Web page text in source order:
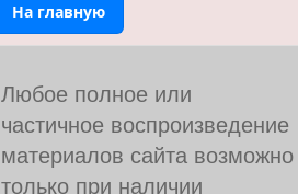
На главную
Любое полное или
частичное воспроизведение
материалов сайта возможно
только при наличии